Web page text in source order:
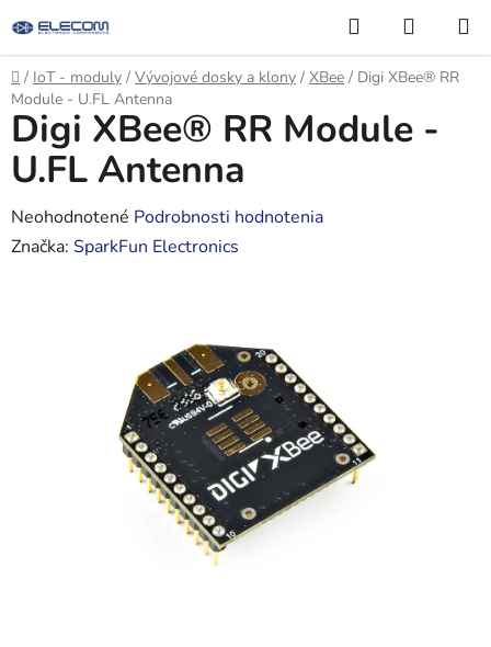
na
obsah
Hľadať
KOŠÍK
Domov
/ IoT - moduly / Vývojové dosky a klony / XBee / Digi XBee® RR
Module - U.FL Antenna
Digi XBee® RR Module -
U.FL Antenna
Priemerné
hodnotenie
Neohodnotené Podrobnosti hodnotenia
Značka: SparkFun Electronics